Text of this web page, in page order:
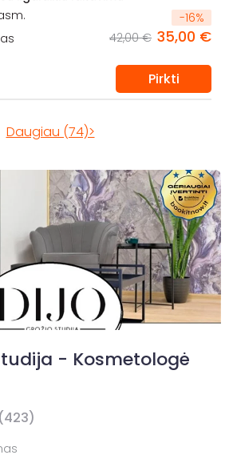
-16%
42,00 € 35,00 €
Pirkti
Daugiau (74)>
- Kosmetologė
(423)